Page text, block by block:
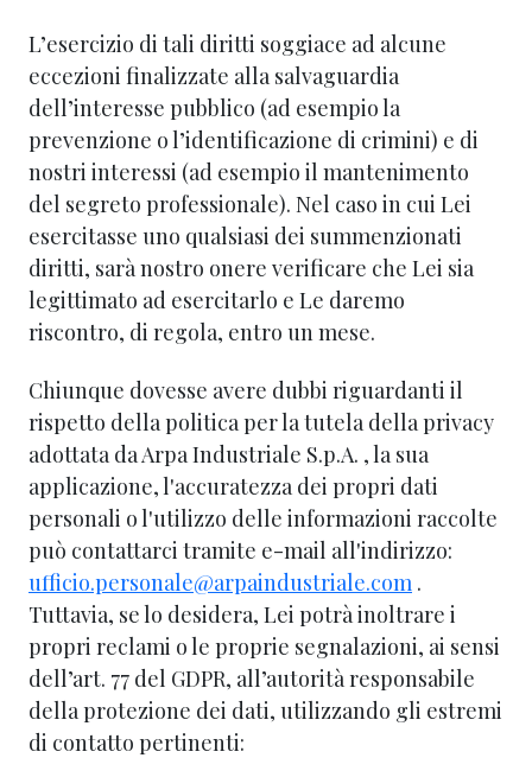
L’esercizio di tali diritti soggiace ad alcune
eccezioni finalizzate alla salvaguardia
dell’interesse pubblico (ad esempio la
prevenzione o l’identificazione di crimini) e di
nostri interessi (ad esempio il mantenimento
del segreto professionale). Nel caso in cui Lei
esercitasse uno qualsiasi dei summenzionati
diritti, sarà nostro onere verificare che Lei sia
legittimato ad esercitarlo e Le daremo
riscontro, di regola, entro un mese.
Chiunque dovesse avere dubbi riguardanti il
rispetto della politica per la tutela della privacy
adottata da Arpa Industriale S.p.A. , la sua
applicazione, l'accuratezza dei propri dati
personali o l'utilizzo delle informazioni raccolte
può contattarci tramite e-mail all'indirizzo:
ufficio.personale@arpaindustriale.com .
Tuttavia, se lo desidera, Lei potrà inoltrare i
propri reclami o le proprie segnalazioni, ai sensi
dell’art. 77 del GDPR, all’autorità responsabile
della protezione dei dati, utilizzando gli estremi
di contatto pertinenti: